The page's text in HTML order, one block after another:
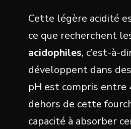
Cette légère acidité
ce que recherchent
acidophiles, c’est-à-
développent dans
pH est compris entre
dehors de cette
capacité à absorber